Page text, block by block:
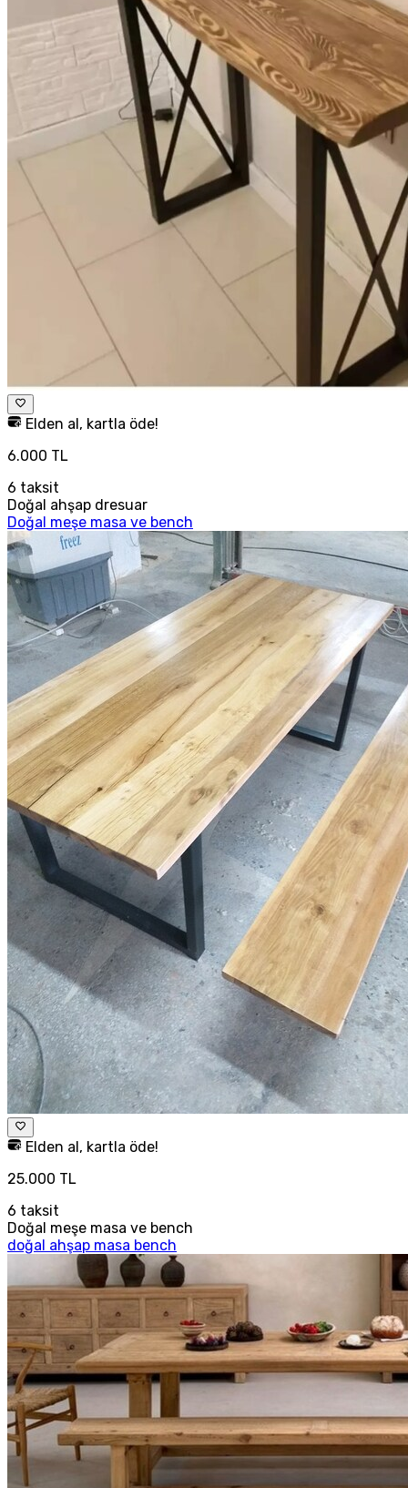
Elden al, kartla öde!
6.000 TL
6 taksit
Doğal ahşap dresuar
Doğal meşe masa ve bench
Elden al, kartla öde!
25.000 TL
6 taksit
Doğal meşe masa ve bench
doğal ahşap masa bench